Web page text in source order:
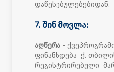
დაწესებულებებიდან.
7. შინ მოვლა:
აღწერა -
ფინანსდება ქ.
რეგისტრირებული